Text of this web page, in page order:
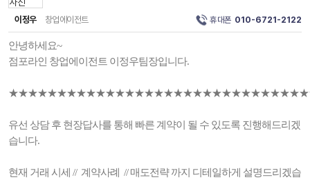
이정우 창업에이전트 휴대폰 010-6721-2122
안녕하세요~
점포라인 창업에이전트 이정우팀장입니다.
유선 상담 후 현장답사를 통해 빠른 계약이 될 수 있도록 진행해드리겠
습니다.
현재 거래 시세 // 계약사례 // 매도전략 까지 디테일하게 설명드리겠습